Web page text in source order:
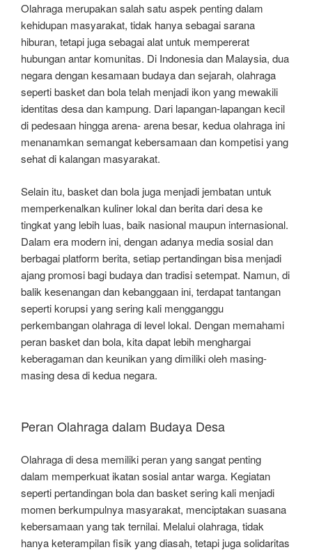
Olahraga merupakan salah satu aspek penting dalam
kehidupan masyarakat, tidak hanya sebagai sarana
hiburan, tetapi juga sebagai alat untuk mempererat
hubungan antar komunitas. Di Indonesia dan Malaysia, dua
negara dengan kesamaan budaya dan sejarah, olahraga
seperti basket dan bola telah menjadi ikon yang mewakili
identitas desa dan kampung. Dari lapangan-lapangan kecil
di pedesaan hingga arena- arena besar, kedua olahraga ini
menanamkan semangat kebersamaan dan kompetisi yang
sehat di kalangan masyarakat.
Selain itu, basket dan bola juga menjadi jembatan untuk
memperkenalkan kuliner lokal dan berita dari desa ke
tingkat yang lebih luas, baik nasional maupun internasional.
Dalam era modern ini, dengan adanya media sosial dan
berbagai platform berita, setiap pertandingan bisa menjadi
ajang promosi bagi budaya dan tradisi setempat. Namun, di
balik kesenangan dan kebanggaan ini, terdapat tantangan
seperti korupsi yang sering kali mengganggu
perkembangan olahraga di level lokal. Dengan memahami
peran basket dan bola, kita dapat lebih menghargai
keberagaman dan keunikan yang dimiliki oleh masing-
masing desa di kedua negara.
Peran Olahraga dalam Budaya Desa
Olahraga di desa memiliki peran yang sangat penting
dalam memperkuat ikatan sosial antar warga. Kegiatan
seperti pertandingan bola dan basket sering kali menjadi
momen berkumpulnya masyarakat, menciptakan suasana
kebersamaan yang tak ternilai. Melalui olahraga, tidak
hanya keterampilan fisik yang diasah, tetapi juga solidaritas